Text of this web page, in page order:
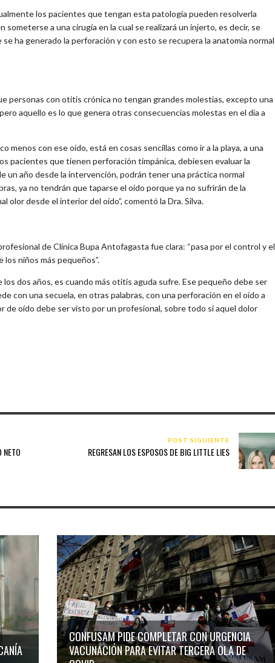
los pacientes que tengan esta patología pueden resolverla
a una cirugía en la cual se realizará un injerto, es decir, se
ha generado la perforación y con esto se recupera la anatomía normal
personas con otitis crónica no tengan grandes molestias, excepto una
aquello es lo que genera otras consecuencias molestas en el día a
menos con ese oído, está en cosas sencillas como ir a la playa, a una
pacientes que tienen perforación timpánica, debiesen evaluar la
un año desde la intervención, podrán tener una práctica normal
ya no tendrán que taparse el oído porque ya no sufrirán de la
olor desde el interior del oído”, comentó la Dra. Silva.
de Clínica Bupa Antofagasta fue clara: “pasa por el control y el
niños más pequeños”.
los dos años, es cuando más otitis aguda sufre. Ese pequeño debe ser
con una secuela, en otras palabras, con una perforación en el oído a
de oído debe ser visto por un profesional, sobre todo si aquel dolor
NETO
POST SIGUIENTE
REGRESAN LOS ESPOSOS DE BIG LITTLE LIES
CONFUSAM PIDE COMPLETAR CON URGENCIA
VACUNACIÓN PARA EVITAR TERCERA OLA DE